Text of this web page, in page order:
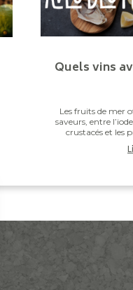
Quels vins
Les fruits de mer
saveurs, entre
crustacés et les
comme les gambas